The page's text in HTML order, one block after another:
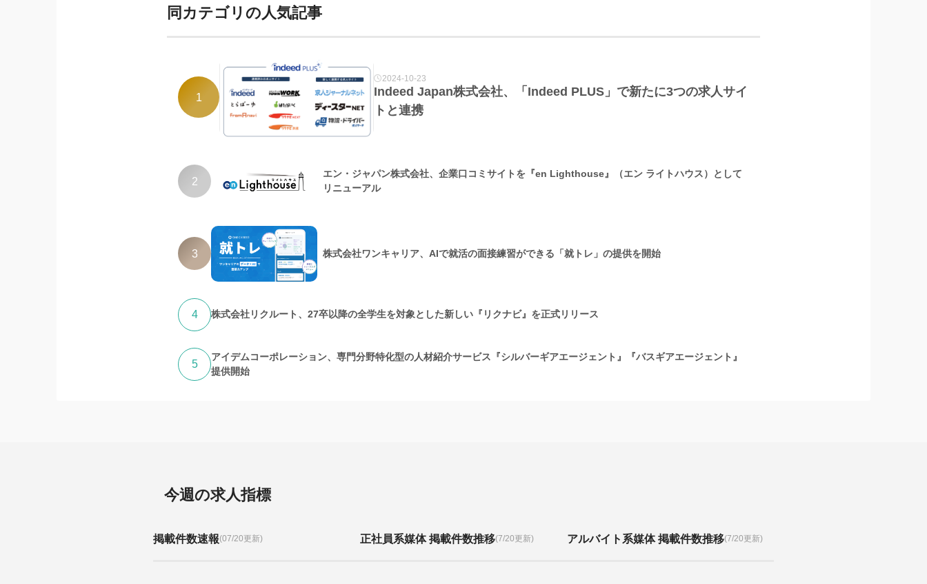
同カテゴリの人気記事
1
2024-10-23
Indeed Japan株式会社、「Indeed PLUS」で新たに3つの求人サイ
トと連携
2
エン・ジャパン株式会社、企業口コミサイトを『en Lighthouse』（エン ライトハウス）として
リニューアル
3 株式会社ワンキャリア、AIで就活の面接練習ができる「就トレ」の提供を開始
4 株式会社リクルート、27卒以降の全学生を対象とした新しい『リクナビ』を正式リリース
5
アイデムコーポレーション、専門分野特化型の人材紹介サービス『シルバーギアエージェント』『バスギアエージェント』
提供開始
今週の求人指標
掲載件数速報(07/20更新) 正社員系媒体 掲載件数推移(7/20更新) アルバイト系媒体 掲載件数推移(7/20更新)